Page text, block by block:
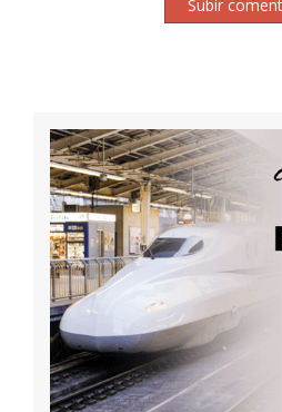
Subir